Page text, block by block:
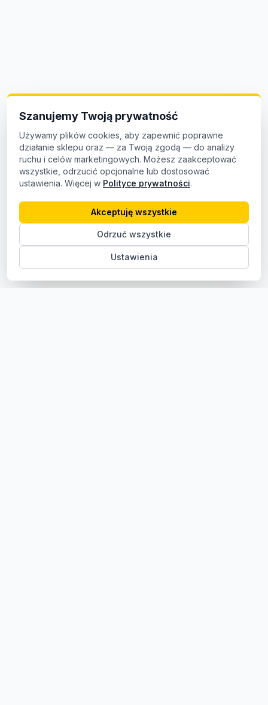
Szanujemy Twoją prywatność
Używamy plików cookies, aby zapewnić poprawne
działanie sklepu oraz — za Twoją zgodą — do analizy
ruchu i celów marketingowych. Możesz zaakceptować
wszystkie, odrzucić opcjonalne lub dostosować
ustawienia. Więcej w Polityce prywatności.
Ustawienia
Odrzuć wszystkie
Akceptuję wszystkie